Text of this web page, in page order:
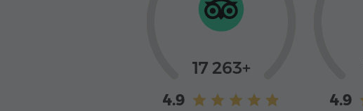
17 263+
4.9 4.9